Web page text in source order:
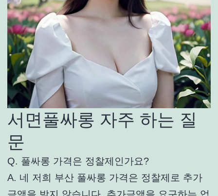
서면풀싸롱 자주 하는 질
문
Q. 풀싸롱 가격은 정찰제인가요?
A. 네 저희 부산 풀싸롱 가격은 정찰제로 추가
금액을 받지 않습니다. 추가금액을 요구하는 업